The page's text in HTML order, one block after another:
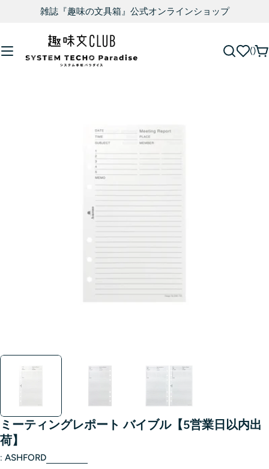
雑誌『趣味の文具箱』公式オンラインショップ
ミーティングレポート バイブル【5営業日以内出
荷】
: ASHFORD